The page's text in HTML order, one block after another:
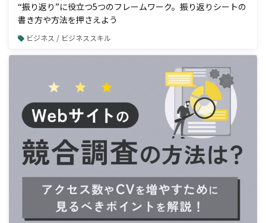
“振り返り”に役立つ5つのフレームワーク。振り返りシートの
書き方や方法を押さえよう
ビジネス / ビジネススキル